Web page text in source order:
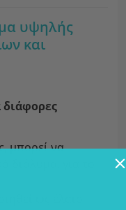
υψηλής
και
διάφορες
μπορεί να